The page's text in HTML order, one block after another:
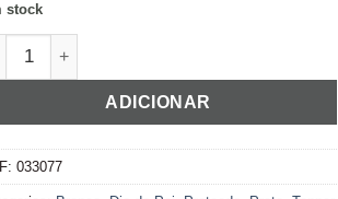
stock
de Conjunto Palitos Com Bigodes
ADICIONAR
033077